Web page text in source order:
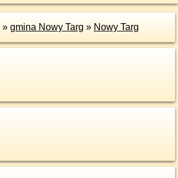
» gmina Nowy Targ » Nowy Targ